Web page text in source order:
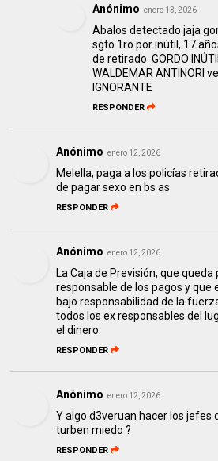
Anónimo enero 13, 2026
Abalos detectado jaja
sgto 1ro por inútil, 17
de retirado. GORDO
WALDEMAR ANTINORI
IGNORANTE
RESPONDER
Anónimo enero 12, 2026
Melella, paga a los policías
de pagar sexo en bs as
RESPONDER
Anónimo enero 12, 2026
La Caja de Previsión, que queda
responsable de los pagos y que
bajo responsabilidad de la
todos los ex responsables del
el dinero.
RESPONDER
Anónimo enero 12, 2026
Y algo d3veruan hacer los jefes
turben miedo ?
RESPONDER